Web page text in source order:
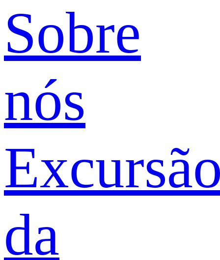
Sobre
nós
da